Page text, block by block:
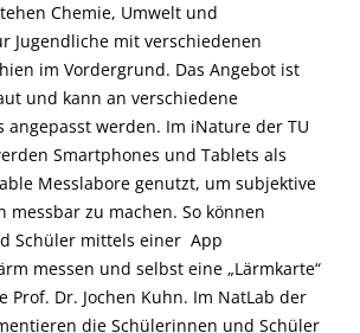
Chemie, Umwelt und
Jugendliche mit verschiedenen
im Vordergrund. Das Angebot ist
und kann an verschiedene
angepasst werden. Im iNature der TU
Smartphones und Tablets als
Messlabore genutzt, um subjektive
messbar zu machen. So können
Schüler mittels einer App
messen und selbst eine „Lärmkarte“
Prof. Dr. Jochen Kuhn. Im NatLab der
die Schülerinnen und Schüler